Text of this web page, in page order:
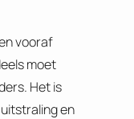
vooraf
moet
Het is
en